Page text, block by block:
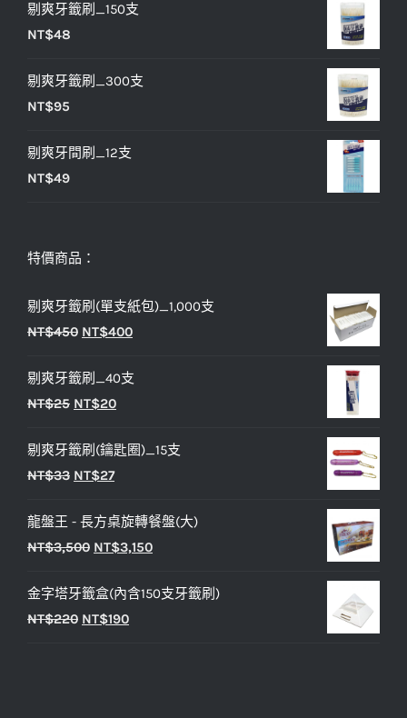
價
價
剔爽牙籤刷_150支
NT$48
剔爽牙籤刷_300支
NT$95
剔爽牙間刷_12支
NT$49
特價商品：
剔爽牙籤刷(單支紙包)_1,000支
NT$450 原
價
格：
NT$400目
價
剔爽牙籤刷_40支
NT$25 原
價
格：
NT$20目
價
剔爽牙籤刷(鑰匙圈)_15支
NT$33 原
價
格：
NT$27目
價
格：
龍盤王 - 長方桌旋轉餐盤(大)
NT$3,500 原
價
格：
NT$3,150目
價
金字塔牙籤盒(內含150支牙籤刷)
NT$220 原
NT$190目